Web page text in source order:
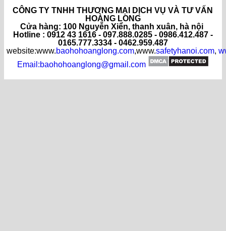
CÔNG TY TNHH THƯƠNG MẠI DỊCH VỤ VÀ TƯ VẤN
HOÀNG LONG
Cửa hàng: 100 Nguyễn Xiển, thanh xuân, hà nội
Hotline : 0912 43 1616 - 097.888.0285 - 0986.412.487 -
0165.777.3334 - 0462.959.487
website:www.baohohoanglong.com,www.safetyhanoi.com,
Email:baohohoanglong@gmail.com